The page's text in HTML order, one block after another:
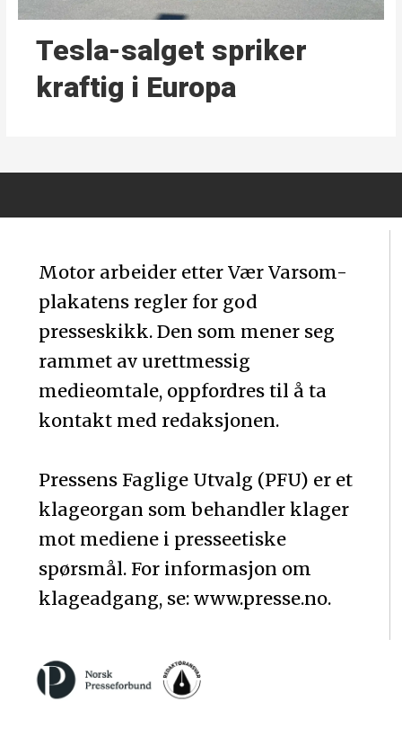
Tesla-salget spriker
kraftig i Europa
Motor arbeider etter Vær Varsom-
plakatens regler for god
presseskikk. Den som mener seg
rammet av urettmessig
medieomtale, oppfordres til å ta
kontakt med redaksjonen.
Pressens Faglige Utvalg (PFU) er et
klageorgan som behandler klager
mot mediene i presseetiske
spørsmål. For informasjon om
klageadgang, se: www.presse.no.